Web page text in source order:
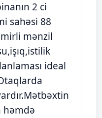
2 ci
sahəsi 88
mənzil
ideal
həmdə